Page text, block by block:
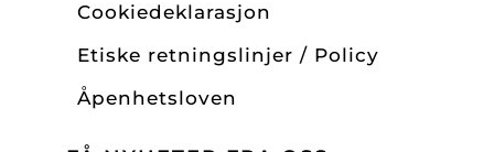
Cookiedeklarasjon
Etiske retningslinjer / Policy
Åpenhetsloven